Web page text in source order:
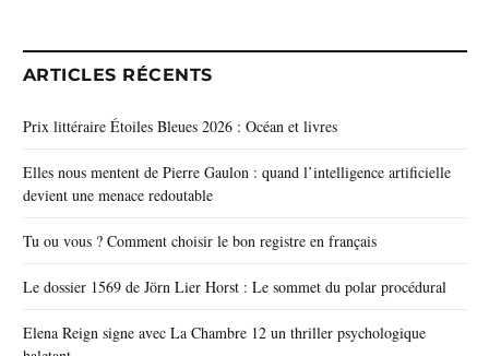
ARTICLES RÉCENTS
Prix littéraire Étoiles Bleues 2026 : Océan et livres
Elles nous mentent de Pierre Gaulon : quand l’intelligence artificielle
devient une menace redoutable
Tu ou vous ? Comment choisir le bon registre en français
Le dossier 1569 de Jörn Lier Horst : Le sommet du polar procédural
Elena Reign signe avec La Chambre 12 un thriller psychologique